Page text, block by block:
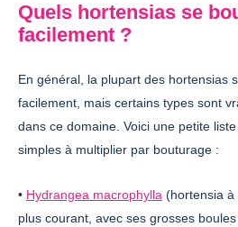
Quels hortensias se
facilement ?
En général, la plupart des hortensias
facilement, mais certains types sont
dans ce domaine. Voici une petite
simples à multiplier par bouturage :
• Hydrangea macrophylla (hortensia à
plus courant, avec ses grosses